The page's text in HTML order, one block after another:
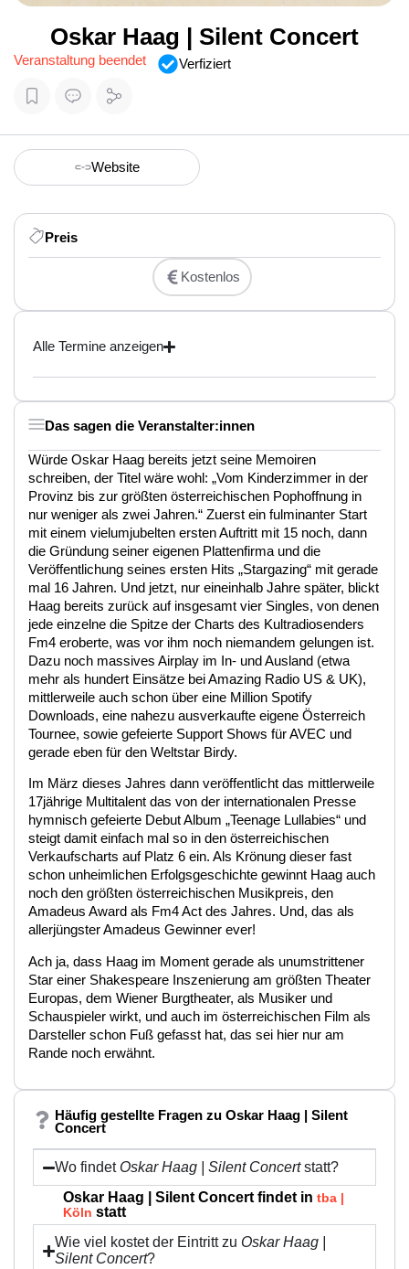
Oskar Haag | Silent Concert
Veranstaltung beendet Verfiziert
Website
Preis
Kostenlos
Alle Termine anzeigen
Das sagen die Veranstalter:innen
Würde Oskar Haag bereits jetzt seine Memoiren
schreiben, der Titel wäre wohl: „Vom Kinderzimmer in der
Provinz bis zur größten österreichischen Pophoffnung in
nur weniger als zwei Jahren.“ Zuerst ein fulminanter Start
mit einem vielumjubelten ersten Auftritt mit 15 noch, dann
die Gründung seiner eigenen Plattenfirma und die
Veröffentlichung seines ersten Hits „Stargazing“ mit gerade
mal 16 Jahren. Und jetzt, nur eineinhalb Jahre später, blickt
Haag bereits zurück auf insgesamt vier Singles, von denen
jede einzelne die Spitze der Charts des Kultradiosenders
Fm4 eroberte, was vor ihm noch niemandem gelungen ist.
Dazu noch massives Airplay im In- und Ausland (etwa
mehr als hundert Einsätze bei Amazing Radio US & UK),
mittlerweile auch schon über eine Million Spotify
Downloads, eine nahezu ausverkaufte eigene Österreich
Tournee, sowie gefeierte Support Shows für AVEC und
gerade eben für den Weltstar Birdy.
Im März dieses Jahres dann veröffentlicht das mittlerweile
17jährige Multitalent das von der internationalen Presse
hymnisch gefeierte Debut Album „Teenage Lullabies“ und
steigt damit einfach mal so in den österreichischen
Verkaufscharts auf Platz 6 ein. Als Krönung dieser fast
schon unheimlichen Erfolgsgeschichte gewinnt Haag auch
noch den größten österreichischen Musikpreis, den
Amadeus Award als Fm4 Act des Jahres. Und, das als
allerjüngster Amadeus Gewinner ever!
Ach ja, dass Haag im Moment gerade als unumstrittener
Star einer Shakespeare Inszenierung am größten Theater
Europas, dem Wiener Burgtheater, als Musiker und
Schauspieler wirkt, und auch im österreichischen Film als
Darsteller schon Fuß gefasst hat, das sei hier nur am
Rande noch erwähnt.
Häufig gestellte Fragen zu Oskar Haag | Silent
Concert
Wo findet Oskar Haag | Silent Concertstatt?
Oskar Haag | Silent Concert findet in tba |
Köln statt
Wie viel kostet der Eintritt zu Oskar Haag |
Silent Concert?